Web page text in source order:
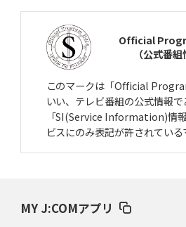
Official
（公式番
このマークは「Official
いい、テレビ番組の公式情報で
「SI(Service Information)情
ビスにのみ表記が許されている
MY J:COMアプリ